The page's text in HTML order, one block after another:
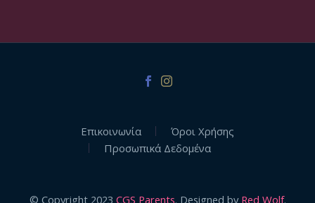
Επικοινωνία
Όροι Χρήσης
Προσωπικά Δεδομένα
© Copyright 2023 CGS Parents. Designed by Red Wolf.